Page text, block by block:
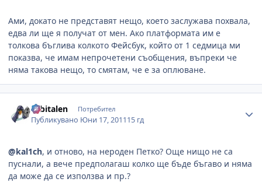
Ами, докато не представят нещо, което заслужава похвала,
едва ли ще я получат от мен. Ако платформата им е
толкова бъглива колкото Фейсбук, който от 1 седмица ми
показва, че имам непрочетени съобщения, въпреки че
няма такова нещо, то смятам, че е за оплюване.
orbitalen Потребител
Публикувано Юни 17, 201115 гд
@kal1ch, и отново, на нероден Петко? Още нищо не са
пуснали, а вече предполагаш колко ще бъде бъгаво и няма
да може да се използва и пр.?